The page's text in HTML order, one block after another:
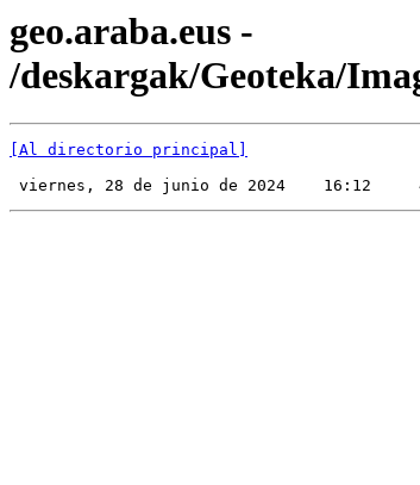
geo.araba.eus -
/deskargak/Geoteka/
[Al directorio principal]
viernes, 28 de junio de 2024    16:12